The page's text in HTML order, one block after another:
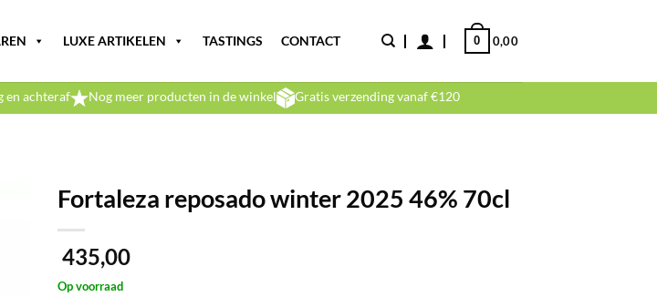
LUXE ARTIKELEN TASTINGS CONTACT 0,00
0
en achteraf Nog meer producten in de winkel Gratis verzending vanaf €120
Fortaleza reposado winter 2025 46% 70cl
435,00
Op voorraad